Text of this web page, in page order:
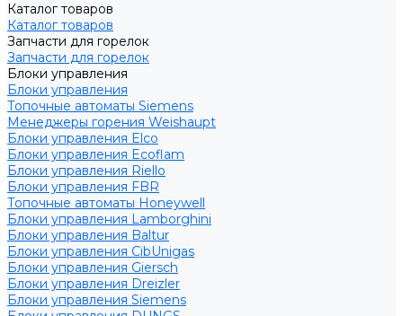
Каталог товаров
Каталог товаров
Запчасти для горелок
Запчасти для горелок
Блоки управления
Блоки управления
Топочные автоматы Siemens
Менеджеры горения Weishaupt
Блоки управления Elco
Блоки управления Ecoflam
Блоки управления Riello
Блоки управления FBR
Топочные автоматы Honeywell
Блоки управления Lamborghini
Блоки управления Baltur
Блоки управления CibUnigas
Блоки управления Giersch
Блоки управления Dreizler
Блоки управления Siemens